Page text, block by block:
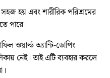
হয় এবং শারীরিক পরিশ্রমের
পারে।
ওয়ার্ল্ড অ্যান্টি-ডোপিং
নেই। তাই এটি ব্যবহার করলে